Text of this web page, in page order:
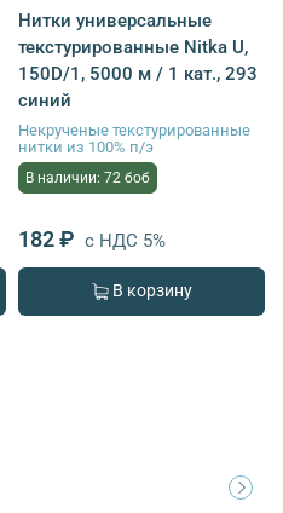
Нитки универсальные
текстурированные Nitka U,
150D/1, 5000 м / 1 кат., 293
синий
Некрученые текстурированные
нитки из 100% п/э
В наличии: 72 боб
182 ₽ с НДС 5%
В корзину